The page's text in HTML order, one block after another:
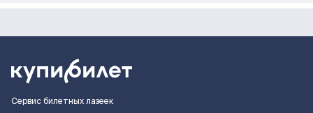
Сервис билетных лазеек